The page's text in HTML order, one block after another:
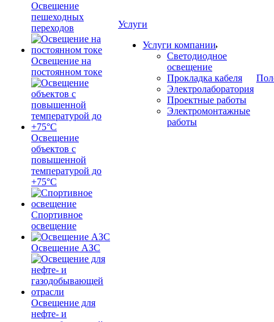
Освещение
пешеходных
переходов
Освещение на
постоянном токе
Освещение
объектов с
повышенной
температурой до
+75°C
Спортивное
освещение
Освещение АЗС
Освещение для
нефте- и
Услуги
Услуги компании
Светодиодное
освещение
Прокладка кабеля
Электролаборатория
Проектные работы
Электромонтажные
работы